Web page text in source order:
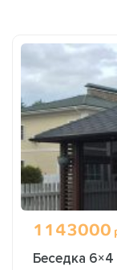
1143000
Беседка